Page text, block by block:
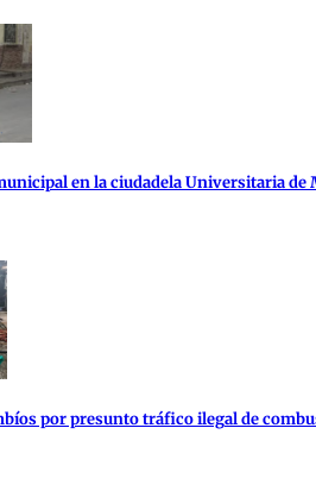
en la ciudadela Universitaria de
por presunto tráfico ilegal de